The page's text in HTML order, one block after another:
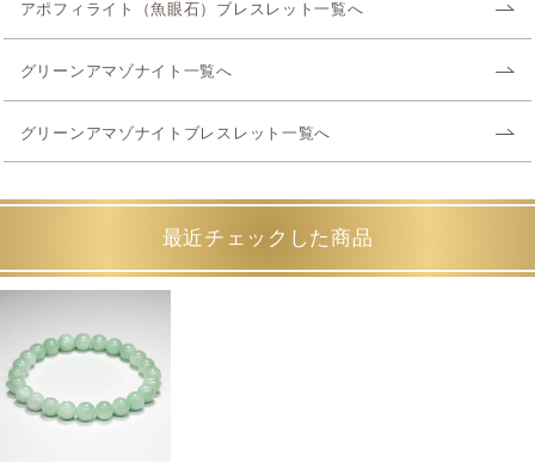
アポフィライト（魚眼石）ブレスレット一覧へ
グリーンアマゾナイト一覧へ
グリーンアマゾナイトブレスレット一覧へ
最近チェックした商品